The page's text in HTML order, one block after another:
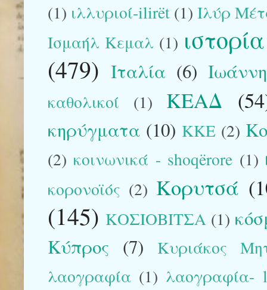
(1) ιλλυριοί-ilirët (1) Ιλύρ
Ισμαήλ Κεμαλ (1) ιστορία
(479) Ιταλία (6)
καθολικοί (1) ΚΕΑΔ
κηρύγματα (10) ΚΚΕ (2)
(2) κοινωνικά - shoqërore (1)
κορονοϊός (2) Κορυτσά
(145) ΚΟΣΙΟΒΙΤΣΑ (1)
Κύπρος (7)
Κυριάκος
λαογραφία (1) λαογραφία-